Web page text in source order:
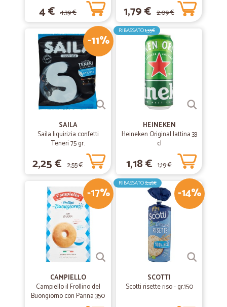
4 € 4,39 € 1,79 € 2,09 €
-11%
SAILA
Saila liquirizia confetti
Teneri 75 gr.
2,25 € 2,55 €
RIBASSATO1,35€
HEINEKEN
Heineken Original lattina 33
cl
1,18 € 1,19 €
-17%
CAMPIELLO
Campiello il Frollino del
Buongiorno con Panna 350
-14%
RIBASSATO2,45€
SCOTTI
Scotti risette riso - gr.150